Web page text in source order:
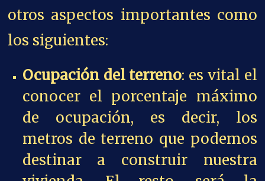
otros aspectos importantes como
los siguientes:
Ocupación del terreno: es vital el
conocer el porcentaje máximo
de ocupación, es decir, los
metros de terreno que podemos
destinar a construir nuestra